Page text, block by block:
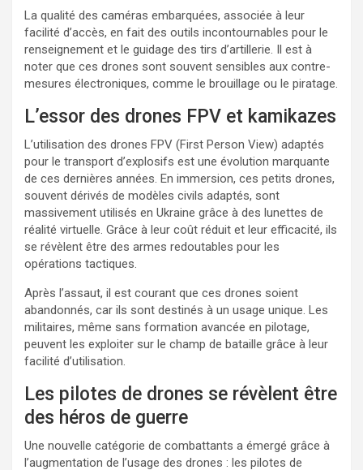
La qualité des caméras embarquées, associée à leur
facilité d’accès, en fait des outils incontournables pour le
renseignement et le guidage des tirs d’artillerie. Il est à
noter que ces drones sont souvent sensibles aux contre-
mesures électroniques, comme le brouillage ou le piratage.
L’essor des drones FPV et kamikazes
L’utilisation des drones FPV (First Person View) adaptés
pour le transport d’explosifs est une évolution marquante
de ces dernières années. En immersion, ces petits drones,
souvent dérivés de modèles civils adaptés, sont
massivement utilisés en Ukraine grâce à des lunettes de
réalité virtuelle. Grâce à leur coût réduit et leur efficacité, ils
se révèlent être des armes redoutables pour les
opérations tactiques.
Après l’assaut, il est courant que ces drones soient
abandonnés, car ils sont destinés à un usage unique. Les
militaires, même sans formation avancée en pilotage,
peuvent les exploiter sur le champ de bataille grâce à leur
facilité d’utilisation.
Les pilotes de drones se révèlent être
des héros de guerre
Une nouvelle catégorie de combattants a émergé grâce à
l’augmentation de l’usage des drones : les pilotes de